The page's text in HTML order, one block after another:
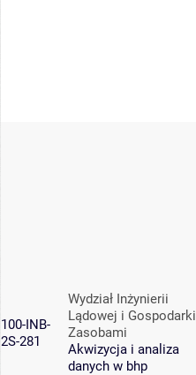
100-INB-
2S-281
Wydział Inżynierii
Lądowej i Gospodarki
Zasobami
Akwizycja i analiza
danych w bhp